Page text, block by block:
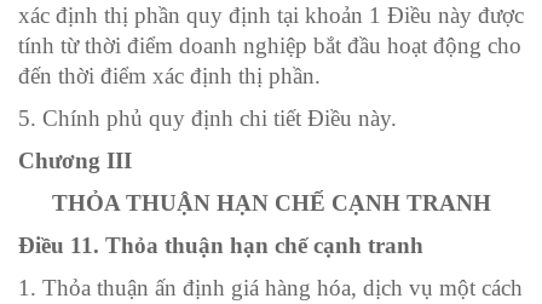
xác định thị phần quy định tại khoản 1 Điều này được
tính từ thời điểm doanh nghiệp bắt đầu hoạt động cho
đến thời điểm xác định thị phần.
5. Chính phủ quy định chi tiết Điều này.
Chương III
THỎA THUẬN HẠN CHẾ CẠNH TRANH
Điều 11. Thỏa thuận hạn chế cạnh tranh
1. Thỏa thuận ấn định giá hàng hóa, dịch vụ một cách